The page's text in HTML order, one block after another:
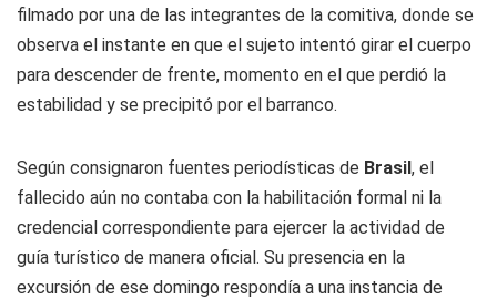
filmado por una de las integrantes de la comitiva, donde se
observa el instante en que el sujeto intentó girar el cuerpo
para descender de frente, momento en el que perdió la
estabilidad y se precipitó por el barranco.
Según consignaron fuentes periodísticas de Brasil, el
fallecido aún no contaba con la habilitación formal ni la
credencial correspondiente para ejercer la actividad de
guía turístico de manera oficial. Su presencia en la
excursión de ese domingo respondía a una instancia de